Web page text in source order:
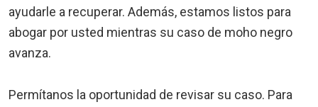
ayudarle a recuperar. Además, estamos listos para
abogar por usted mientras su caso de moho negro
avanza.
Permítanos la oportunidad de revisar su caso. Para